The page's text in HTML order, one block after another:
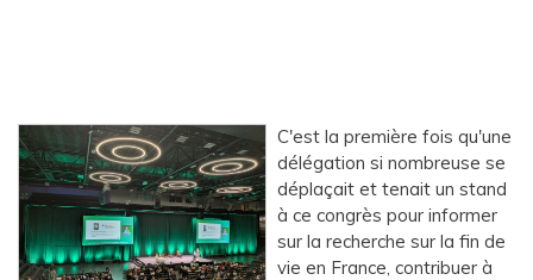
C'est la première fois qu'une
délégation si nombreuse se
déplaçait et tenait un stand
à ce congrès pour informer
sur la recherche sur la fin de
vie en France, contribuer à